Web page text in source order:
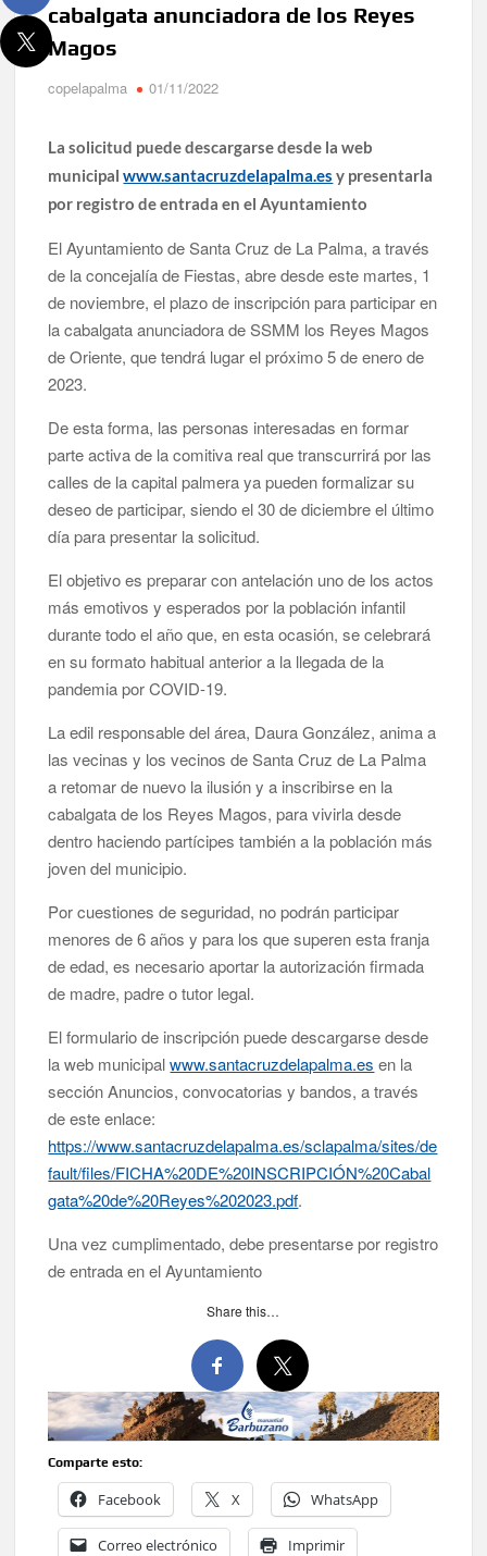
El Día de la Cometa reúne a cientos de familias en Santa
Cruz de La Palma y refuerza el comercio local en su sexta
edición
planificación y exige respuestas sobre las pérdidas de
agua
Jacob Qadri reclama prioridad para los pacientes de las
cabalgata anunciadora de los Reyes
Magos
copelapalma 01/11/2022
La solicitud puede descargarse desde la web
municipalwww.santacruzdelapalma.es y presentarla
por registro de entrada en el Ayuntamiento
El Ayuntamiento de Santa Cruz de La Palma, a través
de la concejalía de Fiestas, abre desde este martes, 1
de noviembre, el plazo de inscripción para participar en
la cabalgata anunciadora de SSMM los Reyes Magos
de Oriente, que tendrá lugar el próximo 5 de enero de
2023.
De esta forma, las personas interesadas en formar
parte activa de la comitiva real que transcurrirá por las
calles de la capital palmera ya pueden formalizar su
deseo de participar, siendo el 30 de diciembre el último
día para presentar la solicitud.
El objetivo es preparar con antelación uno de los actos
más emotivos y esperados por la población infantil
durante todo el año que, en esta ocasión, se celebrará
en su formato habitual anterior a la llegada de la
pandemia por COVID-19.
La edil responsable del área, Daura González, anima a
las vecinas y los vecinos de Santa Cruz de La Palma
a retomar de nuevo la ilusión y a inscribirse en la
cabalgata de los Reyes Magos, para vivirla desde
dentro haciendo partícipes también a la población más
joven del municipio.
Por cuestiones de seguridad, no podrán participar
menores de 6 años y para los que superen esta franja
de edad, es necesario aportar la autorización firmada
de madre, padre o tutor legal.
El formulario de inscripción puede descargarse desde
la web municipalwww.santacruzdelapalma.es en la
sección Anuncios, convocatorias y bandos, a través
de este enlace:
https://www.santacruzdelapalma.es/sclapalma/sites/de
fault/files/FICHA%20DE%20INSCRIPCIÓN%20Cabal
gata%20de%20Reyes%202023.pdf.
Una vez cumplimentado, debe presentarse por registro
de entrada en el Ayuntamiento
Share this…
Comparte esto:
Facebook X WhatsApp
Correo electrónico Imprimir